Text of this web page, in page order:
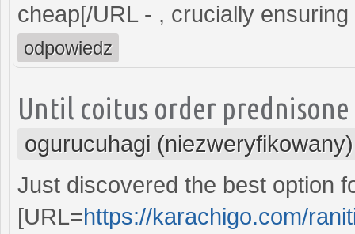
cheap[/URL - , crucially
odpowiedz
Until coitus order
ogurucuhagi (niezweryfikowany)
Just discovered the best option
[URL=https://karachigo.com/